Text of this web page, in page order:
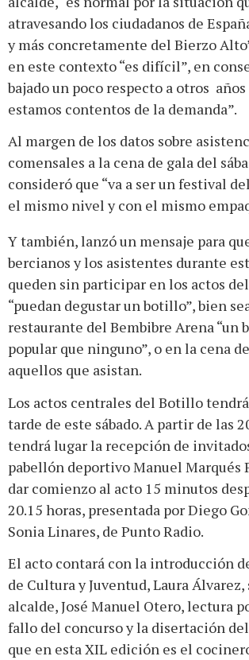
atravesando los ciudadanos de
y más concretamente del Bierzo
en este contexto “es difícil”, en
bajado un poco respecto a otros
estamos contentos de la demanda”.
Al margen de los datos sobre
comensales a la cena de gala del
consideró que “va a ser un festival
el mismo nivel y con el mismo
Y también, lanzó un mensaje para
bercianos y los asistentes durante
queden sin participar en los actos
“puedan degustar un botillo”, bien
restaurante del Bembibre Arena “un
popular que ninguno”, o en la cena
aquellos que asistan.
Los actos centrales del Botillo
tarde de este sábado. A partir de las
tendrá lugar la recepción de
pabellón deportivo Manuel Marqués
dar comienzo al acto 15 minutos
20.15 horas, presentada por Diego
Sonia Linares, de Punto Radio.
El acto contará con la introducción
de Cultura y Juventud, Laura
alcalde, José Manuel Otero, lectura
fallo del concurso y la disertación
que en esta XIL edición es el